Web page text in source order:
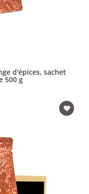
d'épices, sachet
500 g